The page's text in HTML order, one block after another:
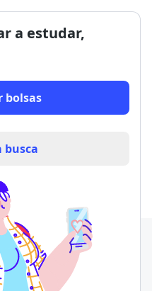
a estudar,
bolsas
busca